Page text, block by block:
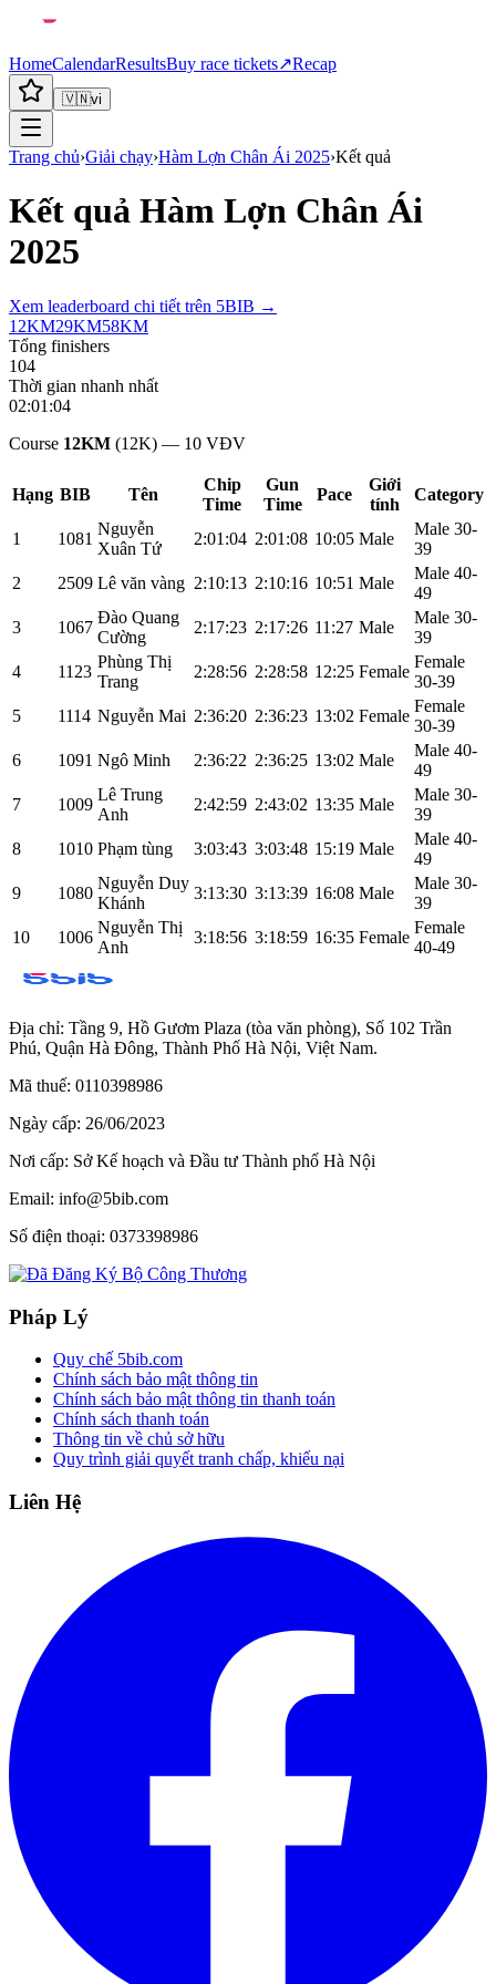
HomeCalendarResultsBuy race tickets↗Recap
🇻🇳vi
Trang chủ›Giải chạy›Hàm Lợn Chân Ái 2025›Kết quả
Kết quả Hàm Lợn Chân Ái
2025
Xem leaderboard chi tiết trên 5BIB →
12KM29KM58KM
Tổng finishers
104
Thời gian nhanh nhất
02:01:04
Course 12KM (12K) — 10 VĐV
Hạng BIB Tên
Chip
Time
Gun
Time
Pace
Giới
tính
Category
1 1081
Nguyễn
Xuân Tứ
2:01:04 2:01:08 10:05 Male
Male 30-
39
2
2509 Lê văn vàng 2:10:13 2:10:16 10:51 Male
Male 40-
49
3
1067
Đào Quang
Cường
2:17:23 2:17:26 11:27 Male
Male 30-
39
4
1123
Phùng Thị
Trang
2:28:56 2:28:58 12:25 Female
Female
30-39
5
1114 Nguyễn Mai 2:36:20 2:36:23 13:02 Female
Female
30-39
6
1091 Ngô Minh 2:36:22 2:36:25 13:02 Male
Male 40-
49
7
1009
Lê Trung
Anh
2:42:59 2:43:02 13:35 Male
Male 30-
39
8
1010 Phạm tùng 3:03:43 3:03:48 15:19 Male
Male 40-
49
9
1080
Nguyễn Duy
Khánh
3:13:30 3:13:39 16:08 Male
Male 30-
39
10
1006
Nguyễn Thị
Anh
3:18:56 3:18:59 16:35 Female
Female
40-49
Địa chỉ: Tầng 9, Hồ Gươm Plaza (tòa văn phòng), Số 102 Trần
Phú, Quận Hà Đông, Thành Phố Hà Nội, Việt Nam.
Mã thuế: 0110398986
Ngày cấp: 26/06/2023
Nơi cấp: Sở Kế hoạch và Đầu tư Thành phố Hà Nội
Email: info@5bib.com
Số điện thoại: 0373398986
Pháp Lý
Quy chế 5bib.com
Chính sách bảo mật thông tin
Chính sách bảo mật thông tin thanh toán
Chính sách thanh toán
Thông tin về chủ sở hữu
Quy trình giải quyết tranh chấp, khiếu nại
Liên Hệ